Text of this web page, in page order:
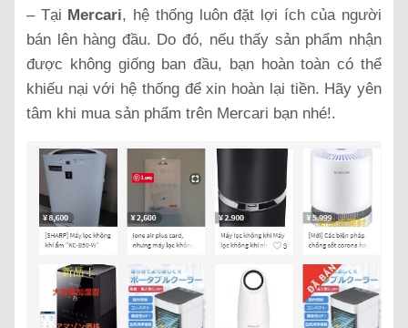
– Tại Mercari, hệ thống luôn đặt lợi ích của người
bán lên hàng đầu. Do đó, nếu thấy sản phẩm nhận
được không giống ban đầu, bạn hoàn toàn có thể
khiếu nại với hệ thống để xin hoàn lại tiền. Hãy yên
tâm khi mua sản phẩm trên Mercari bạn nhé!.